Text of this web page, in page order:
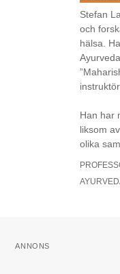
Stefan
och
hälsa.
Han har
liksom
olika
ANNONS